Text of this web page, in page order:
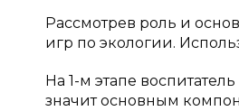
Рассмотрев роль и
игр по экологии.
На 1-м этапе
значит основным